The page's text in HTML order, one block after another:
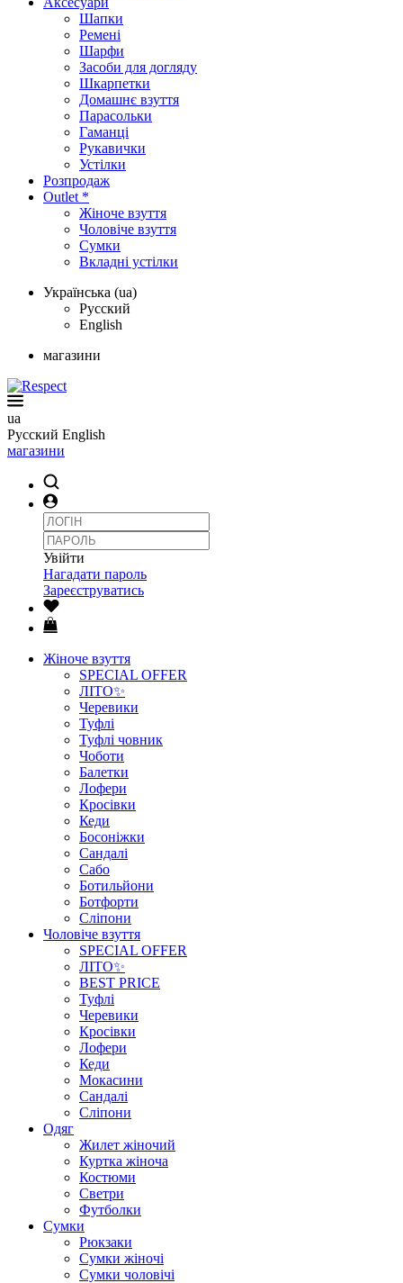
Шапки
Ремені
Шарфи
Засоби для догляду
Шкарпетки
Домашнє взуття
Парасольки
Гаманці
Рукавички
Устілки
Розпродаж
Outlet *
Жіноче взуття
Чоловіче взуття
Сумки
Вкладні устілки
Українська (ua)
Русский
English
магазини
ua
Русский English
магазини
Увійти
Нагадати пароль
Зареєструватись
Жіноче взуття
SPECIAL OFFER
ЛІТО✨
Черевики
Туфлі
Туфлі човник
Чоботи
Балетки
Лофери
Кросівки
Кеди
Босоніжки
Сандалі
Сабо
Ботильйони
Ботфорти
Сліпони
Чоловіче взуття
SPECIAL OFFER
ЛІТО✨
BEST PRICE
Туфлі
Черевики
Кросівки
Лофери
Кеди
Мокасини
Сандалі
Сліпони
Одяг
Жилет жіночий
Куртка жіноча
Костюми
Светри
Футболки
Сумки
Рюкзаки
Сумки жіночі
Сумки чоловічі